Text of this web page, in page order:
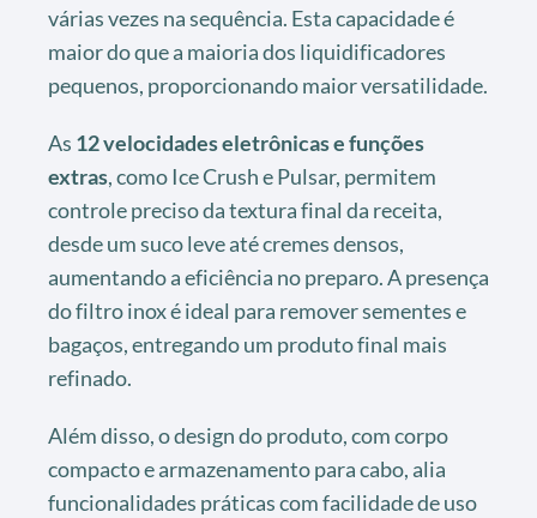
várias vezes na sequência. Esta capacidade é
maior do que a maioria dos liquidificadores
pequenos, proporcionando maior versatilidade.
As 12 velocidades eletrônicas e funções
extras, como Ice Crush e Pulsar, permitem
controle preciso da textura final da receita,
desde um suco leve até cremes densos,
aumentando a eficiência no preparo. A presença
do filtro inox é ideal para remover sementes e
bagaços, entregando um produto final mais
refinado.
Além disso, o design do produto, com corpo
compacto e armazenamento para cabo, alia
funcionalidades práticas com facilidade de uso